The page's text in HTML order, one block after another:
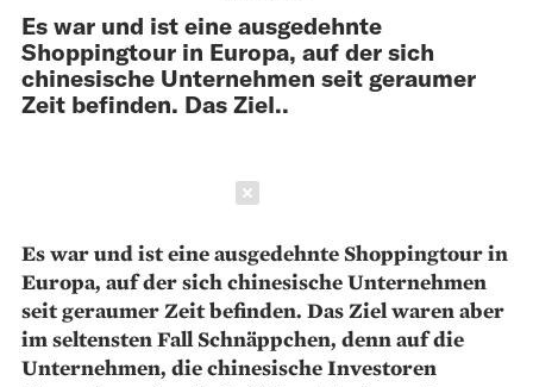
Es war und ist eine ausgedehnte
Shoppingtour in Europa, auf der sich
chinesische Unternehmen seit geraumer
Zeit befinden. Das Ziel..
Es war und ist eine ausgedehnte Shoppingtour in
Europa, auf der sich chinesische Unternehmen
seit geraumer Zeit befinden. Das Ziel waren aber
im seltensten Fall Schnäppchen, denn auf die
Unternehmen, die chinesische Investoren